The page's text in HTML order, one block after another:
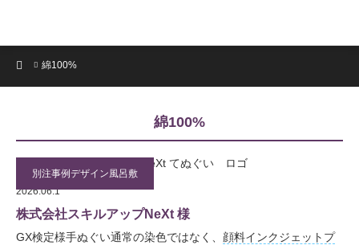
ホーム綿100%
綿100%
別注事例デザイン風呂敷
2026.06.1
株式会社スキルアップNeXt 様
GX検定様手ぬぐい通常の染色ではなく、 顔料インクジェット プ